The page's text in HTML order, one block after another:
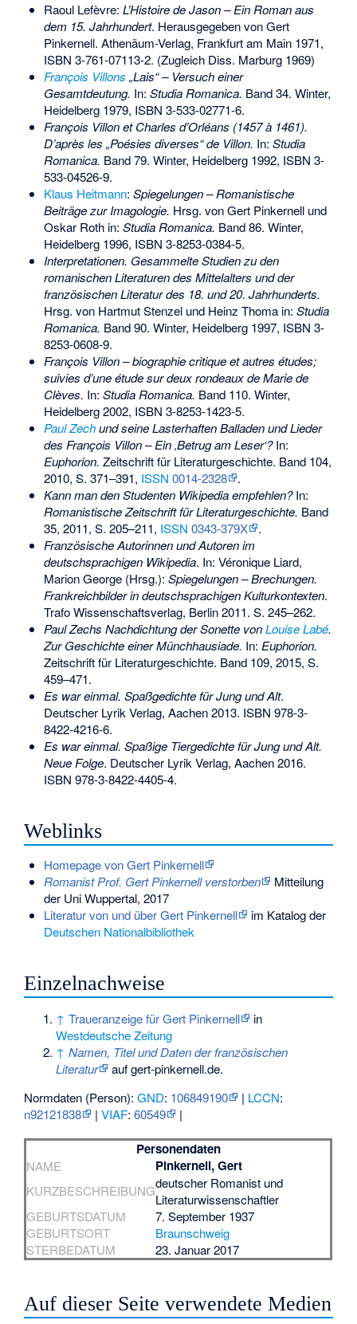
Raoul Lefèvre: L’Histoire de Jason – Ein Roman aus
dem 15. Jahrhundert. Herausgegeben von Gert
Pinkernell. Athenäum-Verlag, Frankfurt am Main 1971,
ISBN 3-761-07113-2. (Zugleich Diss. Marburg 1969)
François Villons „Lais“ – Versuch einer
Gesamtdeutung. In: Studia Romanica. Band 34. Winter,
Heidelberg 1979, ISBN 3-533-02771-6.
François Villon etCharles d’Orléans (1457 à 1461).
D’après les „Poésies diverses“ de Villon. In: Studia
Romanica. Band 79. Winter, Heidelberg 1992, ISBN 3-
533-04526-9.
Klaus Heitmann: Spiegelungen – Romanistische
Beiträge zur Imagologie. Hrsg. von Gert Pinkernell und
Oskar Roth in: Studia Romanica. Band 86. Winter,
Heidelberg 1996, ISBN 3-8253-0384-5.
Interpretationen. Gesammelte Studien zu den
romanischen Literaturen des Mittelalters und der
französischen Literatur des 18. und 20. Jahrhunderts.
Hrsg. von Hartmut Stenzel und Heinz Thoma in: Studia
Romanica. Band 90. Winter, Heidelberg 1997, ISBN 3-
8253-0608-9.
François Villon – biographie critique et autres études;
suivies d’une étude sur deux rondeaux de Marie de
Clèves. In: Studia Romanica. Band 110. Winter,
Heidelberg 2002, ISBN 3-8253-1423-5.
Paul Zechund seine Lasterhaften Balladen und Lieder
des François Villon – Ein ‚Betrug am Leser‘?In:
Euphorion. Zeitschrift für Literaturgeschichte. Band 104,
2010, S. 371–391, ISSN 0014-2328
.
Kann man den Studenten Wikipedia empfehlen?In:
Romanistische Zeitschrift für Literaturgeschichte. Band
35, 2011, S. 205–211, ISSN 0343-379X
.
Französische Autorinnen und Autoren im
deutschsprachigen Wikipedia. In: Véronique Liard,
Marion George (Hrsg.): Spiegelungen – Brechungen.
Frankreichbilder in deutschsprachigen Kulturkontexten.
Trafo Wissenschaftsverlag, Berlin 2011. S. 245–262.
Paul Zechs Nachdichtung der Sonette vonLouise Labé.
Zur Geschichte einer Münchhausiade. In: Euphorion.
Zeitschrift für Literaturgeschichte. Band 109, 2015, S.
459–471.
Es war einmal. Spaßgedichte für Jung und Alt.
Deutscher Lyrik Verlag, Aachen 2013. ISBN 978-3-
8422-4216-6.
Es war einmal. Spaßige Tiergedichte für Jung und Alt.
Neue Folge. Deutscher Lyrik Verlag, Aachen 2016.
ISBN 978-3-8422-4405-4.
Weblinks
Homepage von Gert Pinkernell
Romanist Prof. Gert Pinkernell verstorben
Mitteilung
der Uni Wuppertal, 2017
Literatur von und über Gert Pinkernell
im Katalog der
Deutschen Nationalbibliothek
Einzelnachweise
↑ Traueranzeige für Gert Pinkernell
in
Westdeutsche Zeitung
↑ Namen, Titel und Daten der französischen
Literatur
auf gert-pinkernell.de.
Normdaten (Person):GND: 106849190 | LCCN:
n92121838
|VIAF:60549 |
Personendaten
NAME Pinkernell, Gert
KURZBESCHREIBUNGdeutscher Romanist und
Literaturwissenschaftler
GEBURTSDATUM
7. September 1937
GEBURTSORT
Braunschweig
STERBEDATUM
23. Januar 2017
Auf dieser Seite verwendete Medien